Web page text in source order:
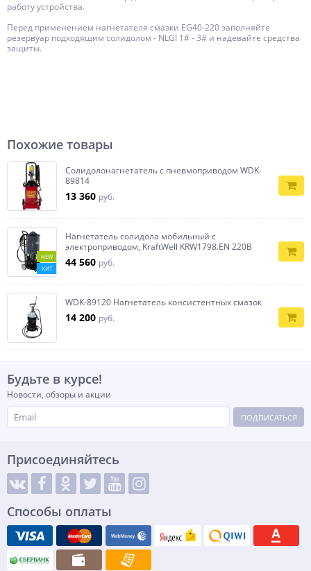
работу устройства.
Перед применением нагнетателя смазки EG40-220 заполняйте
резервуар подходящим солидолом - NLGI 1# - 3# и надевайте средства
защиты.
Похожие товары
Солидолонагнетатель с пневмоприводом WDK-
89814
13 360 руб.
NEW
ХИТ
Нагнетатель солидола мобильный с
электроприводом, KraftWell KRW1798.EN 220В
44 560 руб.
WDK-89120 Нагнетатель консистентных смазок
14 200 руб.
Будьте в курсе!
Новости, обзоры и акции
ПОДПИСАТЬСЯ
Присоединяйтесь
Способы оплаты